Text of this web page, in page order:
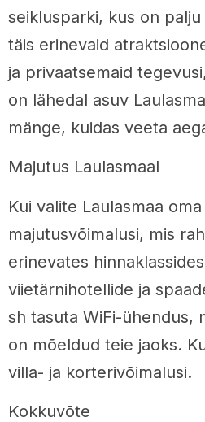
seiklusparki, kus on
täis erinevaid
ja privaatsemaid
on lähedal asuv
mänge, kuidas veeta
Majutus Laulasmaal
Kui valite Laulasmaa
majutusvõimalusi, mis
erinevates
viietärnihotellide ja
sh tasuta WiFi-ühendus,
on mõeldud teie jaoks.
villa- ja korterivõimalusi.
Kokkuvõte